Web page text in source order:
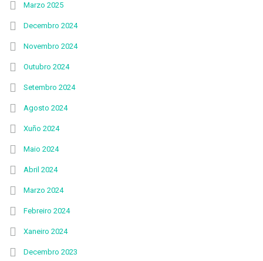
Marzo 2025
Decembro 2024
Novembro 2024
Outubro 2024
Setembro 2024
Agosto 2024
Xuño 2024
Maio 2024
Abril 2024
Marzo 2024
Febreiro 2024
Xaneiro 2024
Decembro 2023